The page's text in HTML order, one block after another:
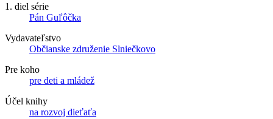
1. diel série
Pán Guľôčka
Vydavateľstvo
Občianske združenie Slniečkovo
Pre koho
pre deti a mládež
Účel knihy
na rozvoj dieťaťa